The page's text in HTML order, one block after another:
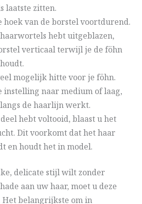
laatste zitten.
hoek van de borstel voortdurend.
hebt uitgeblazen,
verticaal terwijl je de föhn
mogelijk hitte voor je föhn.
instelling naar medium of laag,
de haarlijn werkt.
hebt voltooid, blaast u het
Dit voorkomt dat het haar
en houdt het in model.
delicate stijl wilt zonder
aan uw haar, moet u deze
belangrijkste om in